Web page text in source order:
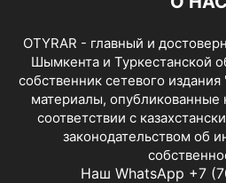
OTYRAR - главный и
Шымкента и Туркестанской
собственник сетевого
материалы,
соответствии с
законодательством об
Наш WhatsApp +7